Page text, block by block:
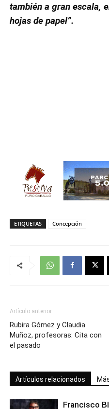
también a gran escala,
hojas de papel”.
ETIQUETAS Concepción
Artículo anterior
Rubira Gómez y Claudia
Muñoz, profesoras: Cita con
el pasado
Artículos relacionados
Francisco